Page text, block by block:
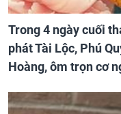
Trong 4 ngày cuối
phát Tài Lộc, Phú
Hoàng, ôm trọn cơ